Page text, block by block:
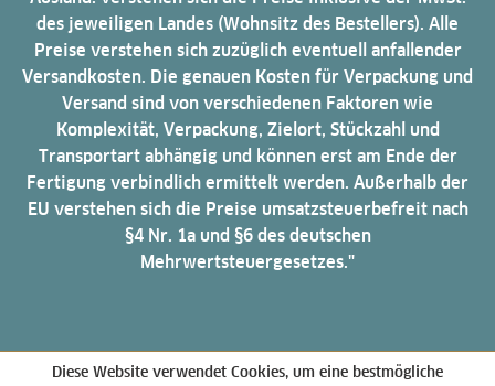
des jeweiligen Landes (Wohnsitz des Bestellers). Alle
Preise verstehen sich zuzüglich eventuell anfallender
Versandkosten. Die genauen Kosten für Verpackung und
Versand sind von verschiedenen Faktoren wie
Komplexität, Verpackung, Zielort, Stückzahl und
Transportart abhängig und können erst am Ende der
Fertigung verbindlich ermittelt werden. Außerhalb der
EU verstehen sich die Preise umsatzsteuerbefreit nach
§4 Nr. 1a und §6 des deutschen
Mehrwertsteuergesetzes."
Diese Website verwendet Cookies, um eine bestmögliche